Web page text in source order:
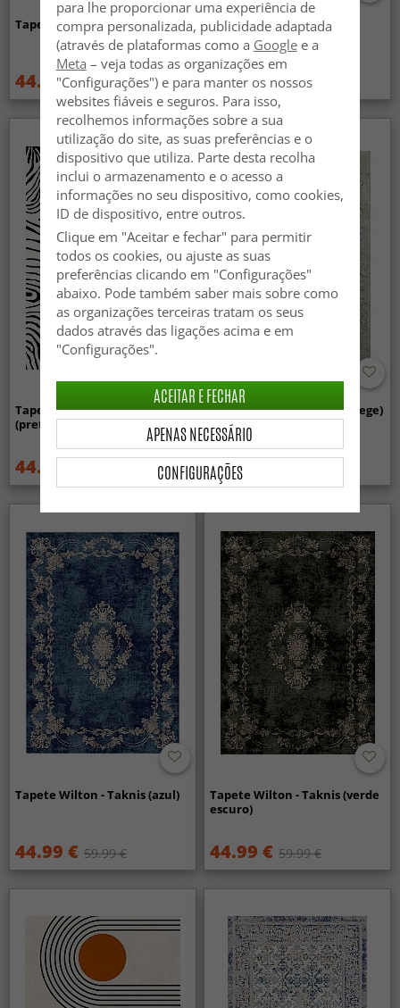
Tapete Wilton - Taknis (verde)
44.99 € 59.99 €
Tapete Wilton - Elena
(bege/dourado)
44.99 € 59.99 €
Tapete Wilton - Zebra
(preto/branco)
44.99 €
Tapete Wilton - Mateur (bege)
44.99 €
Tapete Wilton - Taknis (azul)
44.99 € 59.99 €
Tapete Wilton - Taknis (verde
escuro)
44.99 € 59.99 €
para lhe proporcionar uma experiência de
compra personalizada, publicidade adaptada
(através de plataformas como a Googlee a
Meta – veja todas as organizações em
"Configurações") e para manter os nossos
websites fiáveis e seguros. Para isso,
recolhemos informações sobre a sua
utilização do site, as suas preferências e o
dispositivo que utiliza. Parte desta recolha
inclui o armazenamento e o acesso a
informações no seu dispositivo, como cookies,
ID de dispositivo, entre outros.
Clique em "Aceitar e fechar" para permitir
todos os cookies, ou ajuste as suas
preferências clicando em "Configurações"
abaixo. Pode também saber mais sobre como
as organizações terceiras tratam os seus
dados através das ligações acima e em
"Configurações".
CONFIGURAÇÕES
APENAS NECESSÁRIO
ACEITAR E FECHAR